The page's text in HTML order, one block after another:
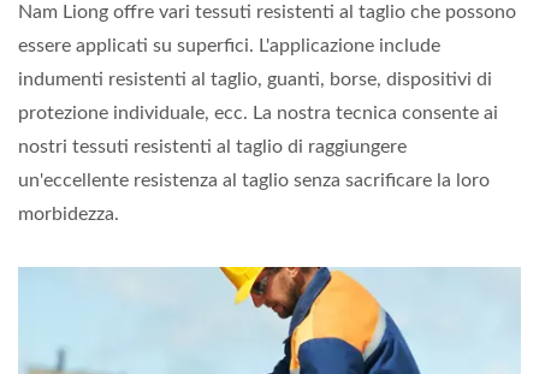
Nam Liong offre vari tessuti resistenti al taglio che possono
essere applicati su superfici. L'applicazione include
indumenti resistenti al taglio, guanti, borse, dispositivi di
protezione individuale, ecc. La nostra tecnica consente ai
nostri tessuti resistenti al taglio di raggiungere
un'eccellente resistenza al taglio senza sacrificare la loro
morbidezza.